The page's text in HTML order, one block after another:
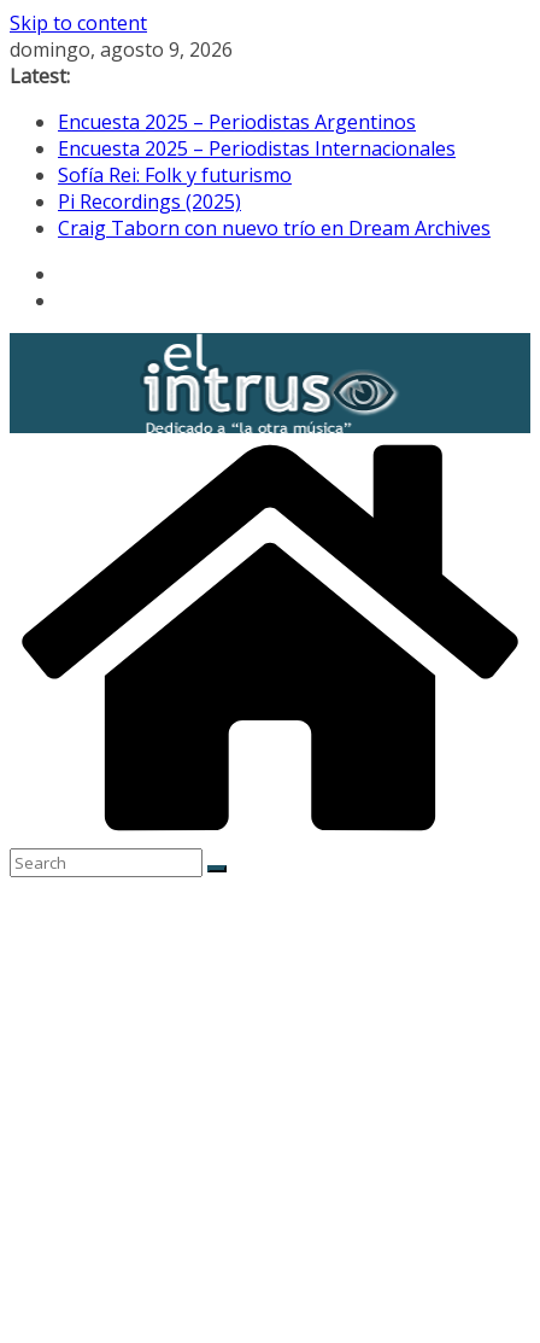
Skip to content
domingo, agosto 9, 2026
Latest:
Encuesta 2025 – Periodistas Argentinos
Encuesta 2025 – Periodistas Internacionales
Sofía Rei: Folk y futurismo
Pi Recordings (2025)
Craig Taborn con nuevo trío en Dream Archives